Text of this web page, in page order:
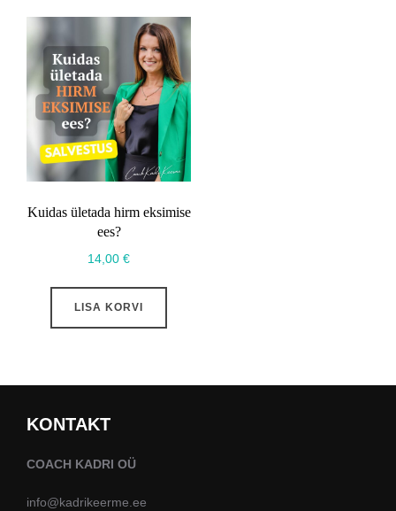
Kuidas ületada hirm eksimise
ees?
14,00€
LISA KORVI
KONTAKT
COACH KADRI OÜ
info@kadrikeerme.ee